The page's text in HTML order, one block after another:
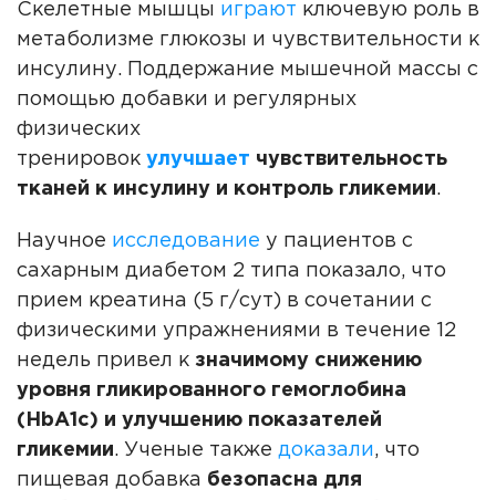
Скелетные мышцы играют ключевую роль в
метаболизме глюкозы и чувствительности к
инсулину. Поддержание мышечной массы с
помощью добавки и регулярных
физических
тренировок улучшает чувствительность
тканей к инсулину и контроль гликемии.
Научное исследование у пациентов с
сахарным диабетом 2 типа показало, что
прием креатина (5 г/сут) в сочетании с
физическими упражнениями в течение 12
недель привел к значимому снижению
уровня гликированного гемоглобина
(HbA1c) и улучшению показателей
гликемии. Ученые также доказали, что
пищевая добавка безопасна для